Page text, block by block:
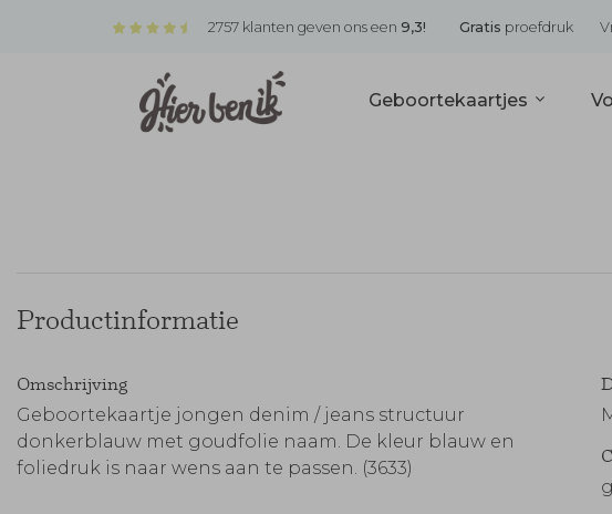
2757 klanten geven ons een 9,3! Gratis proefdruk
Geboortekaartjes
Productinformatie
Omschrijving
Geboortekaartje jongen denim / jeans structuur
donkerblauw met goudfolie naam. De kleur blauw en
foliedruk is naar wens aan te passen. (3633)